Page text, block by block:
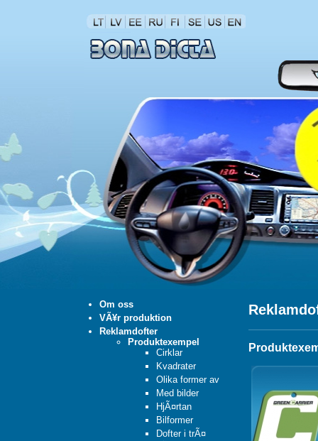
Om oss
VÃ¥r produktion
Reklamdofter
Produktexempel
Cirklar
Kvadrater
Olika former av
Med bilder
HjÃ¤rtan
Bilformer
Dofter i trÃ¤